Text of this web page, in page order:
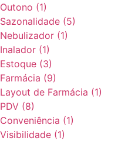
Outono (1)
Sazonalidade (5)
Nebulizador (1)
Inalador (1)
Estoque (3)
Farmácia (9)
Layout de Farmácia (1)
PDV (8)
Conveniência (1)
Visibilidade (1)